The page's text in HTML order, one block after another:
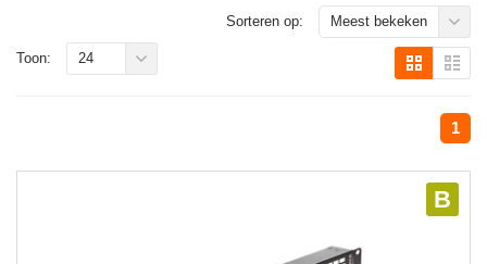
Sorteren op: Meest bekeken
1
Toon: 24
B